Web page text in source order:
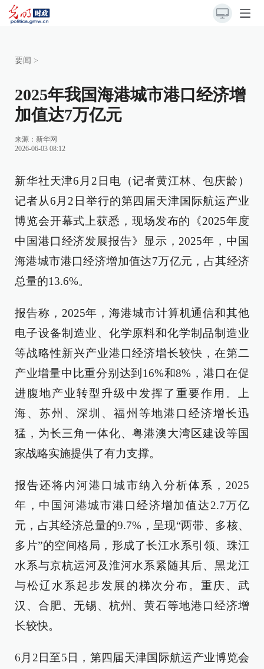
要闻 >
2025年我国海港城市港口经济增
加值达7万亿元
来源： 新华网
2026-06-03 08:12
新华社天津6月2日电（记者黄江林、包庆龄）
记者从6月2日举行的第四届天津国际航运产业
博览会开幕式上获悉，现场发布的《2025年度
中国港口经济发展报告》显示，2025年，中国
海港城市港口经济增加值达7万亿元，占其经济
总量的13.6%。
报告称，2025年，海港城市计算机通信和其他
电子设备制造业、化学原料和化学制品制造业
等战略性新兴产业港口经济增长较快，在第二
产业增量中比重分别达到16%和8%，港口在促
进腹地产业转型升级中发挥了重要作用。上
海、苏州、深圳、福州等地港口经济增长迅
猛，为长三角一体化、粤港澳大湾区建设等国
家战略实施提供了有力支撑。
报告还将内河港口城市纳入分析体系，2025
年，中国河港城市港口经济增加值达2.7万亿
元，占其经济总量的9.7%，呈现“两带、多核、
多片”的空间格局，形成了长江水系引领、珠江
水系与京杭运河及淮河水系紧随其后、黑龙江
与松辽水系起步发展的梯次分布。重庆、武
汉、合肥、无锡、杭州、黄石等地港口经济增
长较快。
6月2日至5日，第四届天津国际航运产业博览会